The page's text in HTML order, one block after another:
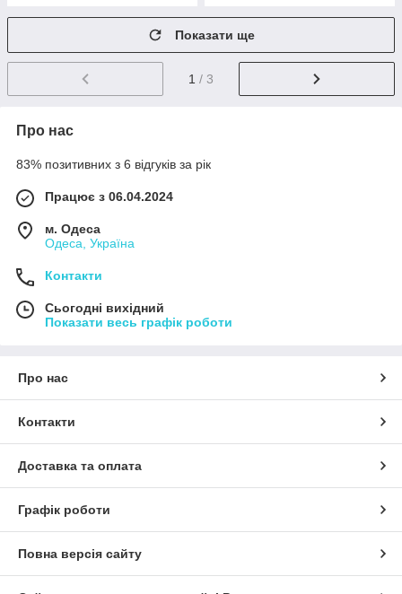
Показати ще
1 / 3
Про нас
83% позитивних з 6 відгуків за рік
Працює з 06.04.2024
м. Одеса
Одеса, Україна
Контакти
Сьогодні вихідний
Показати весь графік роботи
Про нас
Контакти
Доставка та оплата
Графік роботи
Повна версія сайту